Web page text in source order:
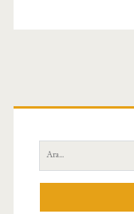
Birincil
Yan
Menü
Ara: